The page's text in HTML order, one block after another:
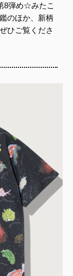
8弾め☆みたこ
のほか、新柄
ひご覧くださ